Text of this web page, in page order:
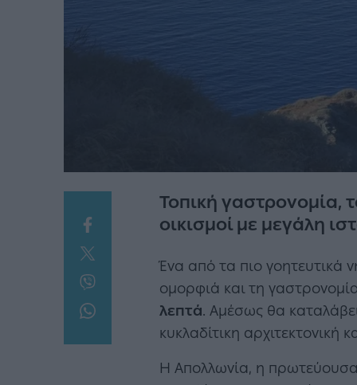
Τοπική γαστρονομία,
οικισμοί με μεγάλη
Ένα από τα πιο γοητευτικά
ομορφιά και τη
λεπτά. Αμέσως θα
κυκλαδίτικη αρχιτεκτονική
Η Απολλωνία, η πρωτεύουσα